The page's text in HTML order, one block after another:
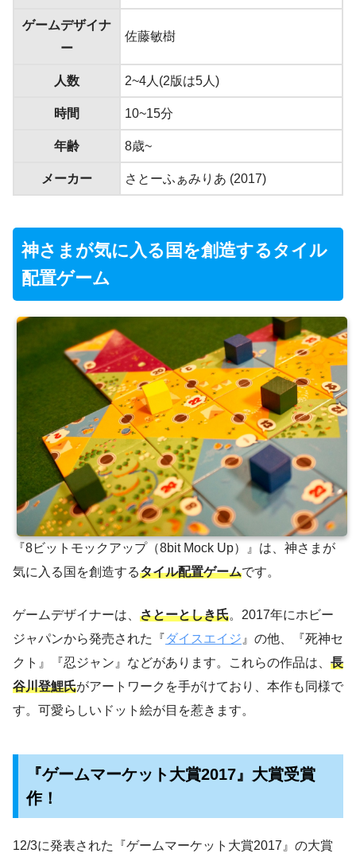
ゲームデザイナ
ー
佐藤敏樹
人数 2~4人(2版は5人)
時間 10~15分
年齢 8歳~
メーカー さとーふぁみりあ (2017)
神さまが気に入る国を創造するタイル
配置ゲーム
『8ビットモックアップ（8bit Mock Up）』は、神さまが
気に入る国を創造するタイル配置ゲームです。
ゲームデザイナーは、 さとーとしき氏。2017年にホビー
ジャパンから発売された『ダイスエイジ 』の他、『死神セ
クト』『忍ジャン』などがあります。これらの作品は、 長
谷川登鯉氏がアートワークを手がけており、本作も同様で
す。可愛らしいドット絵が目を惹きます。
『ゲームマーケット大賞2017』大賞受賞
作！
12/3に発表された『ゲームマーケット大賞2017』の大賞